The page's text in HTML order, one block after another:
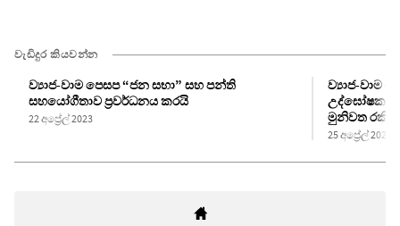
වැඩිදුර කියවන්න
ව්‍යාජ-වාම පෙසප “ජන සභා” සහ පන්ති
සහයෝගීතාව ප්‍රවර්ධනය කරයි
22 අප්‍රේල් 2023
ව්‍යාජ-වාම
මුනිවත රකියි
25 අප්‍රේල් 2023